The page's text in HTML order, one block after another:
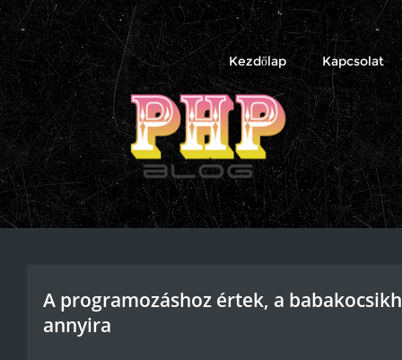
PHP
Blog
Kezdőlap Kapcsolat
A programozáshoz értek, a
annyira